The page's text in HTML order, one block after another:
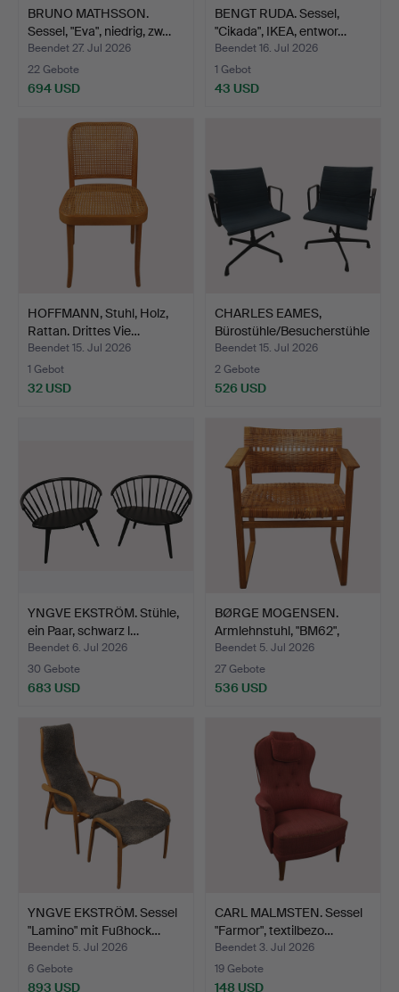
BRUNO MATHSSON.
Sessel, "Eva", niedrig, zw…
Beendet 27. Jul 2026
22 Gebote
694 USD
BENGT RUDA. Sessel,
"Cikada", IKEA, entwor…
Beendet 16. Jul 2026
1 Gebot
43 USD
HOFFMANN, Stuhl, Holz,
Rattan. Drittes Vie…
Beendet 15. Jul 2026
1 Gebot
32 USD
CHARLES EAMES,
Bürostühle/Besucherstühle
, …
Beendet 15. Jul 2026
2 Gebote
526 USD
YNGVE EKSTRÖM. Stühle,
ein Paar, schwarz l…
Beendet 6. Jul 2026
30 Gebote
683 USD
BØRGE MOGENSEN.
Armlehnstuhl, "BM62",
Fred…
Beendet 5. Jul 2026
27 Gebote
536 USD
YNGVE EKSTRÖM. Sessel
"Lamino" mit Fußhock…
Beendet 5. Jul 2026
6 Gebote
893 USD
CARL MALMSTEN. Sessel
"Farmor", textilbezo…
Beendet 3. Jul 2026
19 Gebote
148 USD